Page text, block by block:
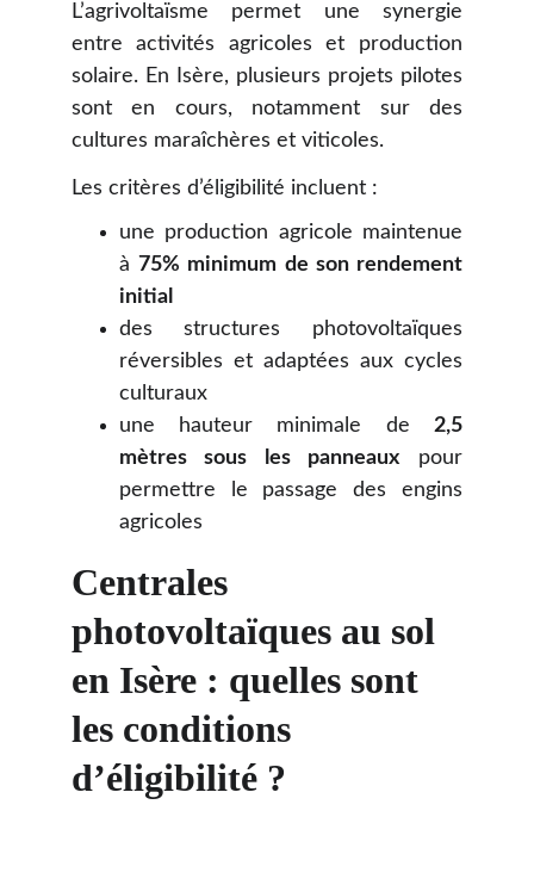
L’agrivoltaïsme permet une synergie
entre activités agricoles et production
solaire. En Isère, plusieurs projets pilotes
sont en cours, notamment sur des
cultures maraîchères et viticoles.
Les critères d’éligibilité incluent :
une production agricole maintenue
à 75% minimum de son rendement
initial
des structures photovoltaïques
réversibles et adaptées aux cycles
culturaux
une hauteur minimale de 2,5
mètres sous les panneaux pour
permettre le passage des engins
agricoles
Centrales
photovoltaïques au sol
en Isère : quelles sont
les conditions
d’éligibilité ?